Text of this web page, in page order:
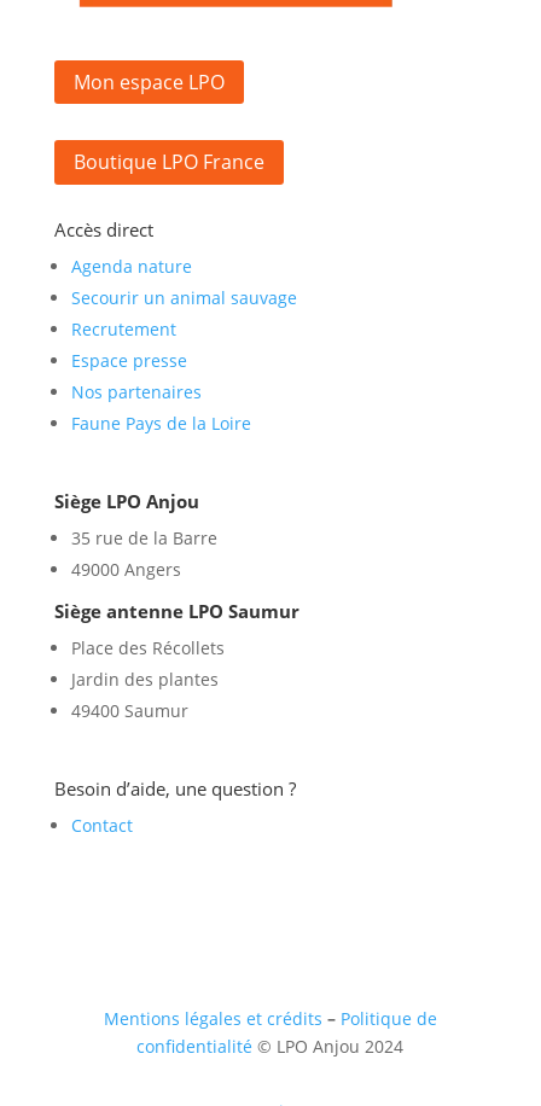
Mon espace LPO
Boutique LPO France
Accès direct
Agenda nature
Secourir un animal sauvage
Recrutement
Espace presse
Nos partenaires
Faune Pays de la Loire
Siège LPO Anjou
35 rue de la Barre
49000 Angers
Siège antenne LPO Saumur
Place des Récollets
Jardin des plantes
49400 Saumur
Besoin d’aide, une question ?
Contact
Mentions légales et crédits – Politique de
confidentialité © LPO Anjou 2024